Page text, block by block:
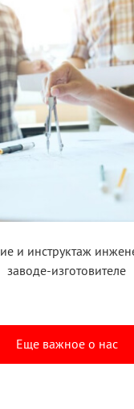
и инструктаж
заводе-изготовителе
Еще важное о нас